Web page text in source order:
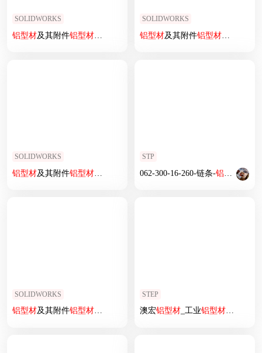
SOLIDWORKS
铝型材及其附件铝型材及其附件1.11.40.080080L.08
SOLIDWORKS
铝型材及其附件铝型材及其附件
SOLIDWORKS
铝型材及其附件铝型材及其附件1.11.45.090090L.08
STP
062-300-16-260-链条-铝型材 铝型
SOLIDWORKS
铝型材及其附件铝型材及其附件1.21.30.030030.02C.SLDPRT
STEP
澳宏铝型材_工业铝型材4040双槽